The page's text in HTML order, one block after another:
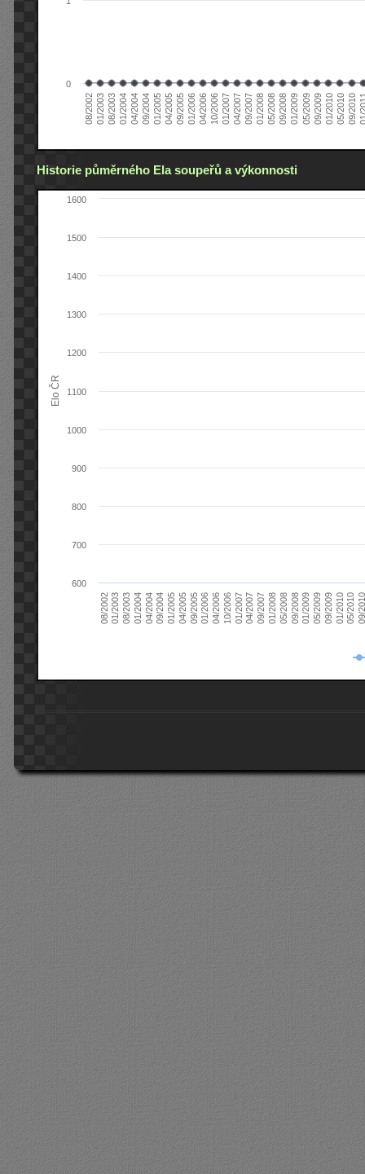
08/200201/200308/200301/200404/200409/200401/200504/200509/200501/200604/200610/200601/200704/200709/200701/200805/200809/200801/200905/200909/200901/201005/201009/2010
0
Historie půměrného Ela soupeřů a výkonnosti
Elo ČR
08/200201/200308/200301/200404/200409/200401/200504/200509/200501/200604/200610/200601/200704/200709/200701/200805/200809/200801/200905/200909/200901/201005/201009/
600
700
800
900
1000
1100
1200
1300
1400
1500
1600